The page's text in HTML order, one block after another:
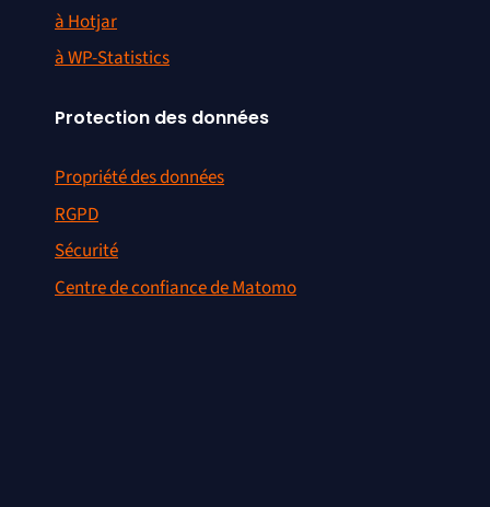
à Hotjar
à WP-Statistics
Protection des données
Propriété des données
RGPD
Sécurité
Centre de confiance de Matomo